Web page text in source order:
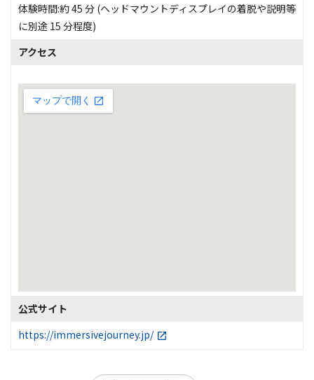
体験時間:約 45 分 (ヘッドマウントディスプレイの着脱や説明等
に別途 15 分程度)
アクセス
公式サイト
https://immersivejourney.jp/